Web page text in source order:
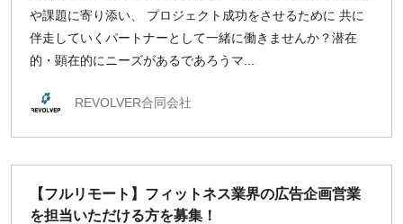
や課題に寄り添い、 プロジェクト成功をさせるために 共に
伴走していくパートナーとして一緒に働きませんか？ ​ 潜在
的・顕在的にニーズがあるであろうマ...
REVOLVER合同会社
【フルリモート】フィットネス業界の広告企画営業
を担当いただける方を募集！